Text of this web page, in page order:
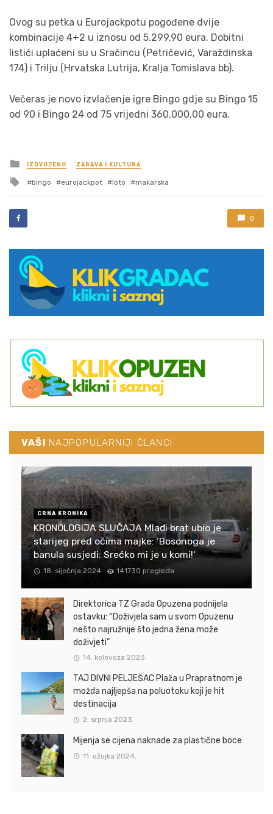
Ovog su petka u Eurojackpotu pogođene dvije
kombinacije 4+2 u iznosu od 5.299,90 eura. Dobitni
listići uplaćeni su u Sračincu (Petričević, Varaždinska
174) i Trilju (Hrvatska Lutrija, Kralja Tomislava bb).
Večeras je novo izvlačenje igre Bingo gdje su Bingo 15
od 90 i Bingo 24 od 75 vrijedni 360.000,00 eura.
Posted
in
IZDVOJENO ZABAVA I KULTURA
Tagged
bingo eurojackpot loto makarska
0
VAŠI NAJPOPULARNIJI ČLANCI
CRNA KRONIKA
KRONOLOGIJA SLUČAJA Mlađi brat ubio je
starijeg pred očima majke: ‘Bosonoga je
banula susjedi: Srećko mi je u komi!‘
18. siječnja 2024. 141730 pregleda
Direktorica TZ Grada Opuzena podnijela
ostavku: “Doživjela sam u svom Opuzenu
nešto najružnije što jedna žena može
doživjeti”
14. kolovoza 2023.
TAJ DIVNI PELJEŠAC Plaža u Prapratnom je
možda najljepša na poluotoku koji je hit
destinacija
2. srpnja 2023.
Mijenja se cijena naknade za plastične boce
11. ožujka 2024.